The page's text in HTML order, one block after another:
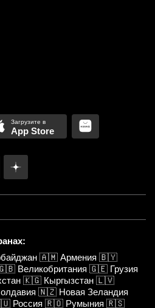
App Store
🇦🇲 Армения 🇧🇾
Великобритания 🇬🇪 Грузия
🇰🇬 Кыргызстан 🇱🇻
🇳🇿 Новая Зеландия
Россия 🇷🇴 Румыния 🇷🇸